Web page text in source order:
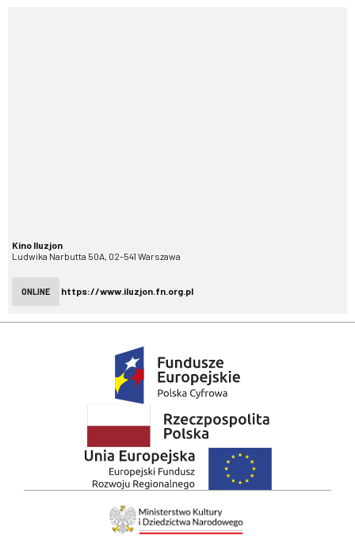
Kino Iluzjon
Ludwika Narbutta 50A, 02-541 Warszawa
ONLINE https://www.iluzjon.fn.org.pl